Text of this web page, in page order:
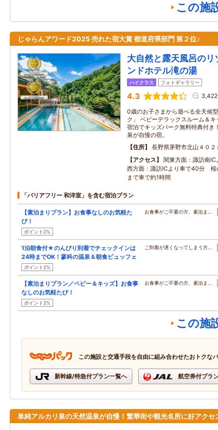
この施
じゃらんアワード2025 売れた宿大賞 都道府県部門 第２位♪
大自然と露天風呂の
ンドホテル滝の湯
ハイクラス フォトギャラリー
4.3
0歳のお子さまから遊べる全天候
ク」 ベビーデラックスルーム＆
宿泊でキッズパーク無料特典付き
泉が自慢の宿。
住所
長野県茅野市北山４０２
アクセス
関東方面：諏訪南
西方面：諏訪ICより車で40分 桜
まで車で約1時間
「バリアフリー 和洋室」を含む宿泊プラン
【素泊まりプラン】お食事なしのお気軽た
び！
ポイント2%
お食事がご不要の方、素泊ま…
1泊朝食付★のんびり到着でチェックインは
24時までOK！蓼科の温泉＆朝食ビュッフェ
ポイント2%
ご到着が遅くなってしまう方…
【素泊まりプラン／ベビー＆キッズ】お食事
なしのお気軽たび！
ポイント2%
お食事がご不要の方、素泊ま…
この施
この施設と交通手段を自由に組み合わせたおトクな
新幹線/特急付プラン一覧へ 航空券付プラ
単純アルカリ泉の天然温泉が自慢！繁華街や観光名所に好アク